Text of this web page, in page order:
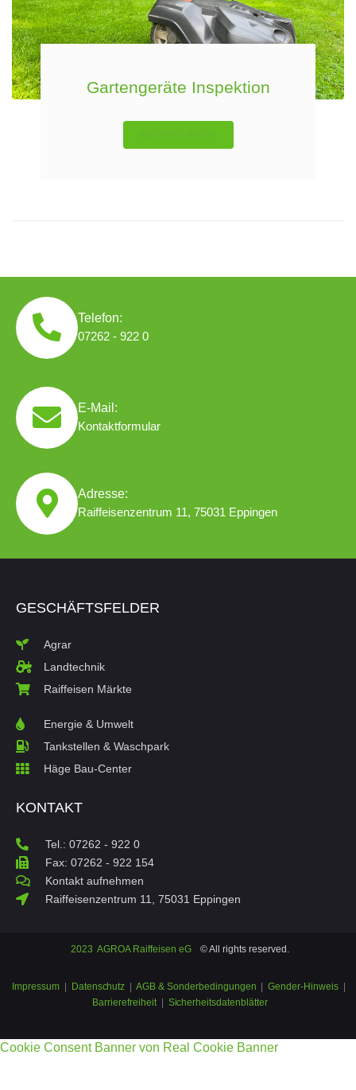
Gartengeräte Inspektion
Telefon:
07262 - 922 0
E-Mail:
Kontaktformular
Adresse:
Raiffeisenzentrum 11, 75031 Eppingen
GESCHÄFTSFELDER
Agrar
Landtechnik
Raiffeisen Märkte
Energie & Umwelt
Tankstellen & Waschpark
Häge Bau-Center
KONTAKT
Tel.: 07262 - 922 0
Fax: 07262 - 922 154
Kontakt aufnehmen
Raiffeisenzentrum 11, 75031 Eppingen
2023 AGROA Raiffeisen eG© All rights reserved.
Impressum | Datenschutz |AGB & Sonderbedingungen |Gender-Hinweis |
Barrierefreiheit| Sicherheitsdatenblätter
Cookie Consent Banner von Real Cookie Banner